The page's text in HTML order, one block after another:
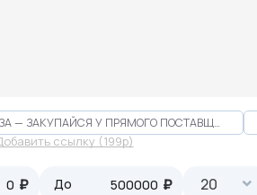
СВОЯ RU PREM БАЗА — ЗАКУПАЙСЯ У ПРЯМОГО ПОСТАВЩИКА
ссылку (199p)
₽ До ₽ 20